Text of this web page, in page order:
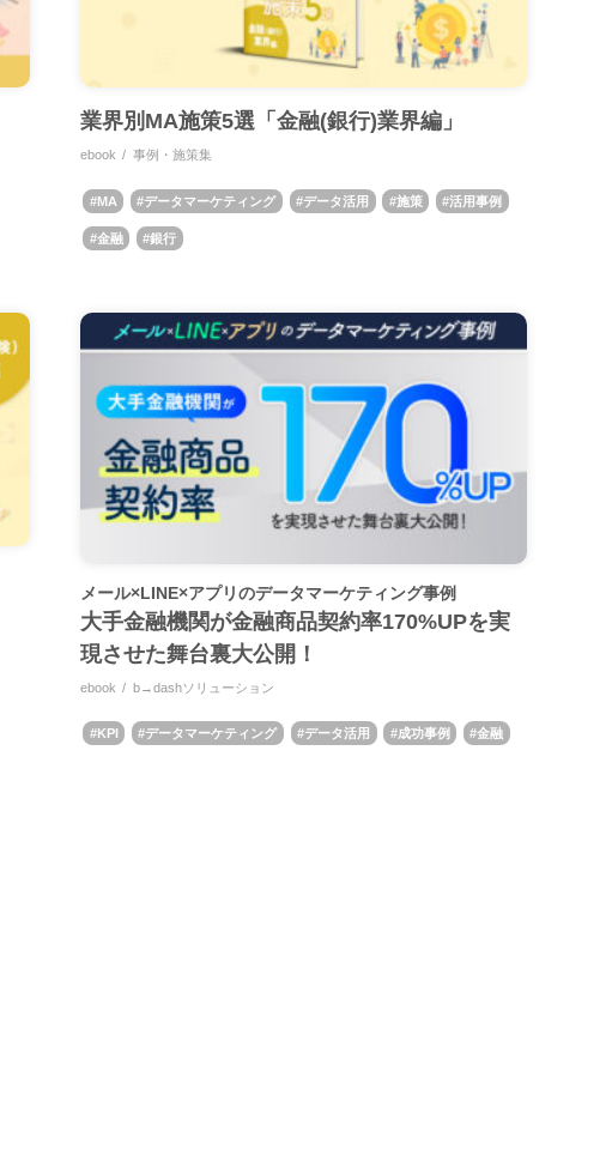
業界別MA施策5選「金融(銀行)業界編」
ebook 事例・施策集
MA データマーケティング データ活用 施策 活用事例
金融 銀行
メール×LINE×アプリのデータマーケティング事例
大手金融機関が金融商品契約率170%UPを実
現させた舞台裏大公開！
ebook b→dashソリューション
KPI データマーケティング データ活用 成功事例 金融